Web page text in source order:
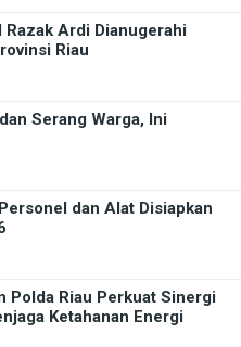
Ardi Dianugerahi
Riau
Serang Warga, Ini
dan Alat Disiapkan
Polda Riau Perkuat Sinergi
Ketahanan Energi